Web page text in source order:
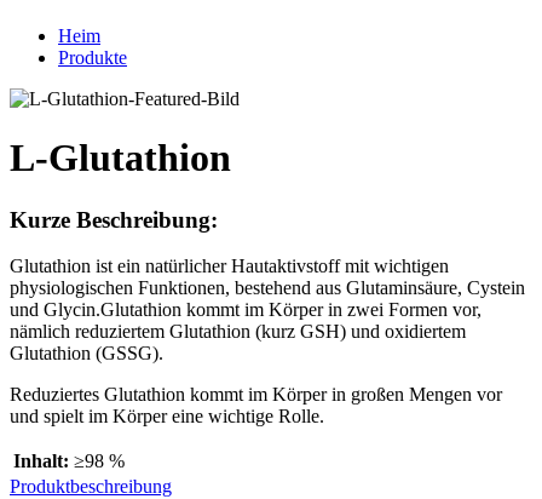
Heim
Produkte
L-Glutathion
Kurze Beschreibung:
Glutathion ist ein natürlicher Hautaktivstoff mit wichtigen
physiologischen Funktionen, bestehend aus Glutaminsäure, Cystein
und Glycin.Glutathion kommt im Körper in zwei Formen vor,
nämlich reduziertem Glutathion (kurz GSH) und oxidiertem
Glutathion (GSSG).
Reduziertes Glutathion kommt im Körper in großen Mengen vor
und spielt im Körper eine wichtige Rolle.
Inhalt: ≥98 %
Produktbeschreibung